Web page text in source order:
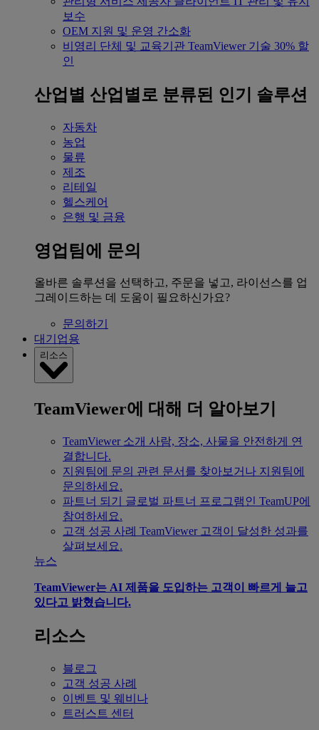
보수
OEM 지원 및 운영 간소화
비영리 단체 및 교육기관 TeamViewer 기술 30% 할
인
산업별 산업별로 분류된 인기 솔루션
자동차
농업
물류
제조
리테일
헬스케어
은행 및 금융
영업팀에 문의
올바른 솔루션을 선택하고, 주문을 넣고, 라이선스를 업
그레이드하는 데 도움이 필요하신가요?
문의하기
대기업용
리소스
TeamViewer에 대해 더 알아보기
TeamViewer 소개 사람, 장소, 사물을 안전하게 연
결합니다.
지원팀에 문의 관련 문서를 찾아보거나 지원팀에
문의하세요.
파트너 되기
글로벌 파트너 프로그램인 TeamUP에
참여하세요.
고객 성공 사례 TeamViewer 고객이 달성한 성과를
살펴보세요.
뉴스
TeamViewer는 AI 제품을 도입하는 고객이 빠르게 늘고
있다고 밝혔습니다.
리소스
블로그
고객 성공 사례
이벤트 및 웨비나
트러스트 센터